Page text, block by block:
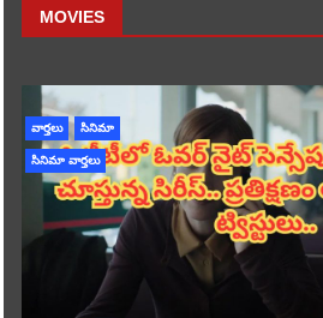
MOVIES
వార్తలు సినిమా
సినిమా వార్తలు